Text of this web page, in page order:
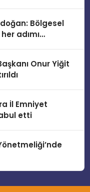
Bölgesel
adımı
Onur Yiğit
İl Emniyet
etti